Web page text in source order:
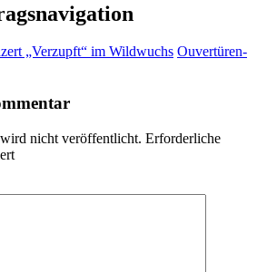
„Verzupft“ im Wildwuchs Ouvertüren-
nicht veröffentlicht. Erforderliche